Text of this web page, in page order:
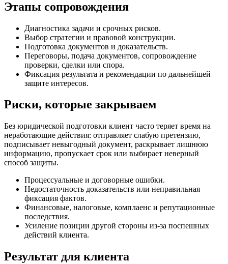
Этапы сопровождения
Диагностика задачи и срочных рисков.
Выбор стратегии и правовой конструкции.
Подготовка документов и доказательств.
Переговоры, подача документов, сопровождение
проверки, сделки или спора.
Фиксация результата и рекомендации по дальнейшей
защите интересов.
Риски, которые закрываем
Без юридической подготовки клиент часто теряет время на
неработающие действия: отправляет слабую претензию,
подписывает невыгодный документ, раскрывает лишнюю
информацию, пропускает срок или выбирает неверный
способ защиты.
Процессуальные и договорные ошибки.
Недостаточность доказательств или неправильная
фиксация фактов.
Финансовые, налоговые, комплаенс и репутационные
последствия.
Усиление позиции другой стороны из-за поспешных
действий клиента.
Результат для клиента